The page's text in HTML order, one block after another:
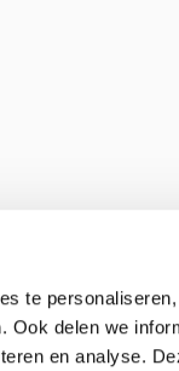
te
delen we
en analyse.